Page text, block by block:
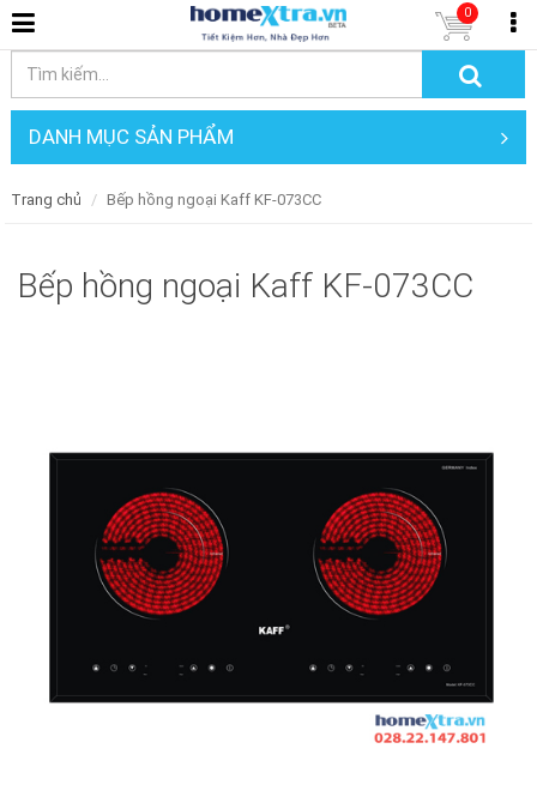
0
DANH MỤC SẢN PHẨM
Trang chủ Bếp hồng ngoại Kaff KF-073CC
Bếp hồng ngoại Kaff KF-073CC